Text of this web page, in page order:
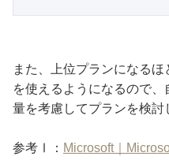
また、上位プランになる
を使えるようになるので
量を考慮してプランを検討
参考Ⅰ： Microsoft｜